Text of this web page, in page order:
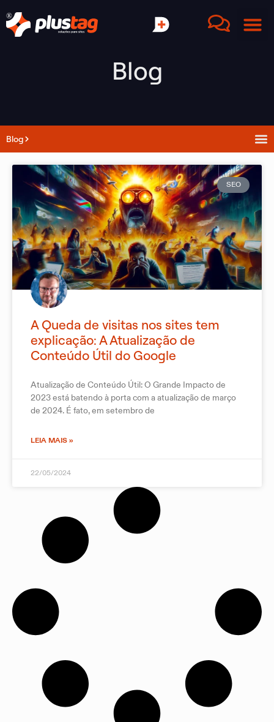
Blog
Blog
SEO
A Queda de visitas nos sites tem
explicação: A Atualização de
Conteúdo Útil do Google
Atualização de Conteúdo Útil: O Grande Impacto de
2023 está batendo à porta com a atualização de março
de 2024. É fato, em setembro de
LEIA MAIS »
22/05/2024